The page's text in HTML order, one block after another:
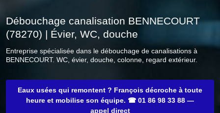
Débouchage canalisation BENNECOURT
(78270) | Évier, WC, douche
Entreprise spécialisée dans le débouchage de canalisations à
BENNECOURT. WC, évier, douche, colonne, regard extérieur.
Eaux usées qui remontent ? François décroche à toute
heure et mobilise son équipe. ☎ 01 86 98 33 88 —
appel direct